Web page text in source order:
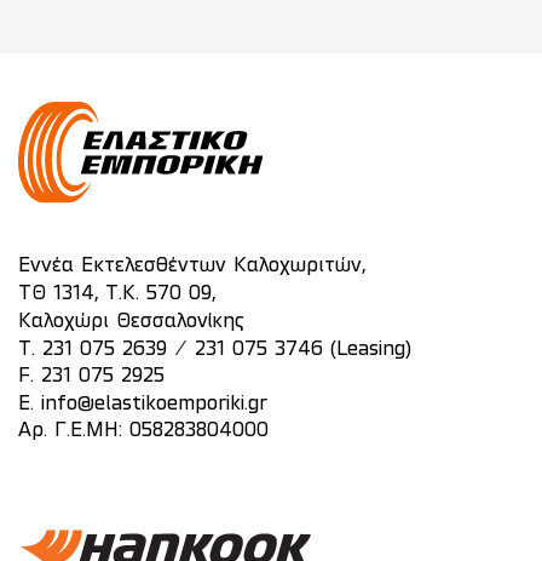
Εννέα Εκτελεσθέντων Καλοχωριτών,
ΤΘ 1314, Τ.Κ. 570 09,
Καλοχώρι Θεσσαλονίκης
T. 231 075 2639 /
231 075 3746 (Leasing)
F. 231 075 2925
E.
info@elastikoemporiki.gr
Αρ. Γ.Ε.ΜΗ: 058283804000